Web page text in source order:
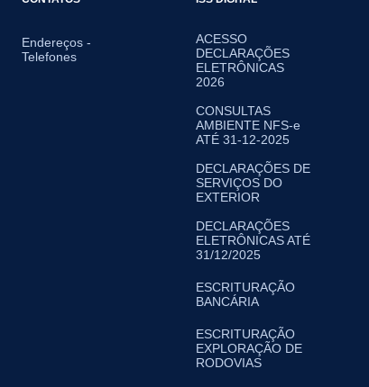
Endereços -
Telefones
ACESSO
DECLARAÇÕES
ELETRÔNICAS
2026
CONSULTAS
AMBIENTE NFS-e
ATÉ 31-12-2025
DECLARAÇÕES DE
SERVIÇOS DO
EXTERIOR
DECLARAÇÕES
ELETRÔNICAS ATÉ
31/12/2025
ESCRITURAÇÃO
BANCÁRIA
ESCRITURAÇÃO
EXPLORAÇÃO DE
RODOVIAS